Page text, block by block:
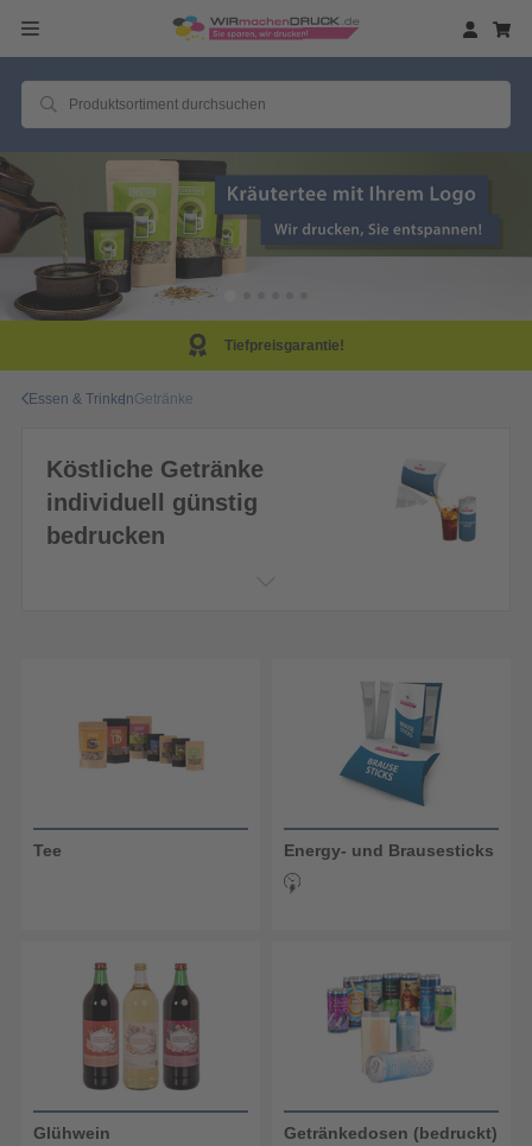
Tiefpreisgarantie!
Essen & TrinkenGetränke
Köstliche Getränke
individuell günstig
bedrucken
Tee Energy- und Brausesticks
Glühwein Getränkedosen (bedruckt)